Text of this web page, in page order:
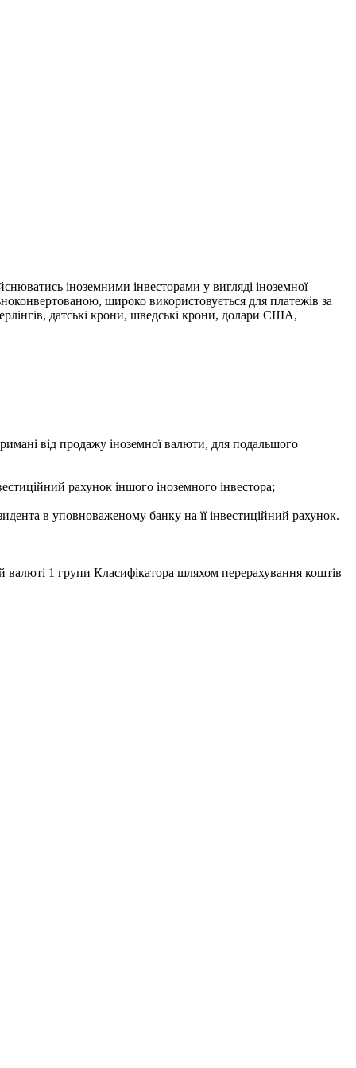
іноземними інвесторами у вигляді іноземної
широко використовується для платежів за
датські крони, шведські крони, долари США,
від продажу іноземної валюти, для подальшого
рахунок іншого іноземного інвестора;
в уповноваженому банку на її інвестиційний рахунок.
1 групи Класифікатора шляхом перерахування коштів